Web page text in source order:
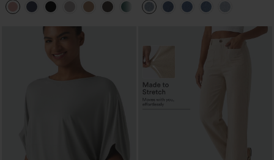
Seitentaschen und weitem Bein
+21